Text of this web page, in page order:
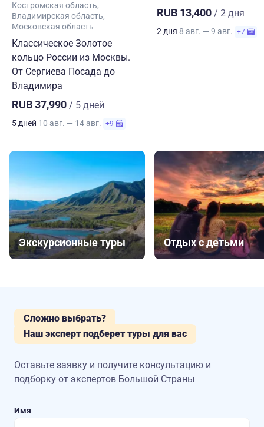
Костромская область
Владимирская область
Московская область
Классическое Золотое
кольцо России из Москвы.
От Сергиева Посада до
Владимира
RUB 37,990 / 5 дней
5 дней 10 авг. — 14 авг. +9
RUB 13,400 / 2 дня
2 дня 8 авг. — 9 авг. +7
Экскурсионные туры Отдых с детьми
Сложно выбрать?
Наш эксперт подберет туры для вас
Оставьте заявку и получите консультацию и
подборку от экспертов Большой Страны
Имя